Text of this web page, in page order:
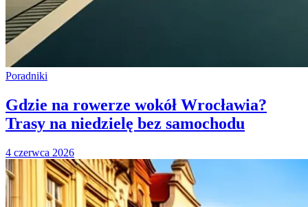
Poradniki
Gdzie na rowerze wokół Wrocławia?
Trasy na niedzielę bez samochodu
4 czerwca 2026